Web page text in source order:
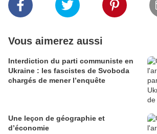
Vous aimerez aussi
Interdiction du parti communiste en
Ukraine : les fascistes de Svoboda
chargés de mener l’enquête
Une leçon de géographie et
d’économie